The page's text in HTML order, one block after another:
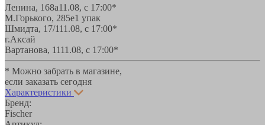
Ленина, 168а11.08, с 17:00*
М.Горького, 285е1 упак
Шмидта, 17/111.08, с 17:00*
г.Аксай
Вартанова, 1111.08, с 17:00*
* Можно забрать в магазине,
если заказать сегодня
Характеристики
Бренд:
Fischer